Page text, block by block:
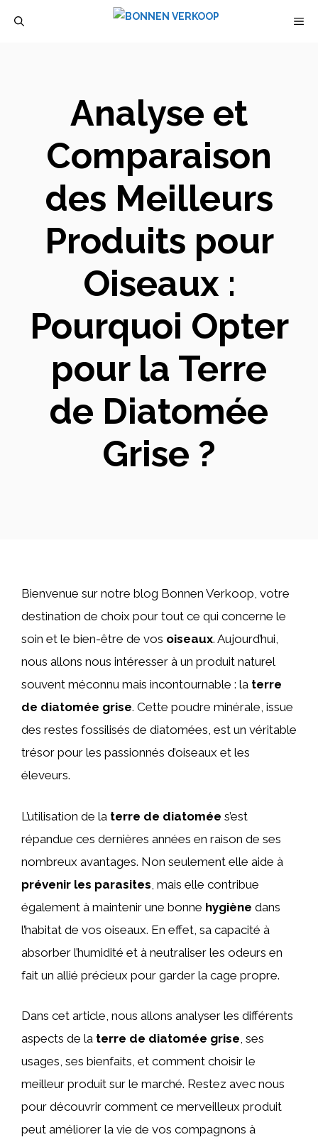
Analyse et
Comparaison
des Meilleurs
Produits pour
Oiseaux :
Pourquoi Opter
pour la Terre
de Diatomée
Grise ?
Bienvenue sur notre blog Bonnen Verkoop, votre
destination de choix pour tout ce qui concerne le
soin et le bien-être de vos oiseaux. Aujourd’hui,
nous allons nous intéresser à un produit naturel
souvent méconnu mais incontournable : la terre
de diatomée grise. Cette poudre minérale, issue
des restes fossilisés de diatomées, est un véritable
trésor pour les passionnés d’oiseaux et les
éleveurs.
L’utilisation de la terre de diatomée s’est
répandue ces dernières années en raison de ses
nombreux avantages. Non seulement elle aide à
prévenir les parasites , mais elle contribue
également à maintenir une bonne hygiène dans
l’habitat de vos oiseaux. En effet, sa capacité à
absorber l’humidité et à neutraliser les odeurs en
fait un allié précieux pour garder la cage propre.
Dans cet article, nous allons analyser les différents
aspects de la terre de diatomée grise, ses
usages, ses bienfaits, et comment choisir le
meilleur produit sur le marché. Restez avec nous
pour découvrir comment ce merveilleux produit
peut améliorer la vie de vos compagnons à